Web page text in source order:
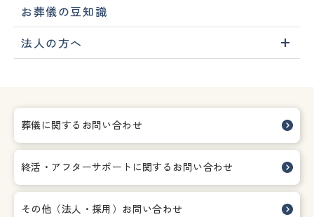
お葬儀の豆知識
法人の方へ
葬儀に関するお問い合わせ
終活・アフターサポートに関する お問い合わせ
その他（法人・採用）お問い合わせ